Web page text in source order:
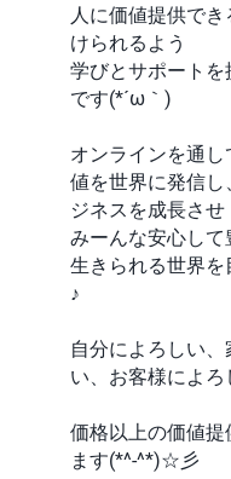
人に価値提供で
けられるよう
学びとサポートを
です(*´ω｀)
オンラインを通
値を世界に発信
ジネスを成長させ
みーんな安心して
生きられる世界
♪
自分によろしい、
い、お客様によろ
価格以上の価値
ます(*^-^*)☆彡